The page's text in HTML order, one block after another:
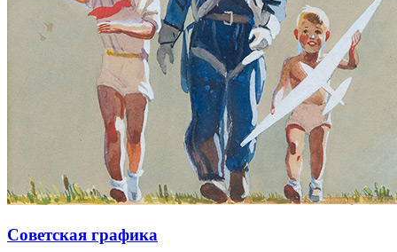
Советская графика